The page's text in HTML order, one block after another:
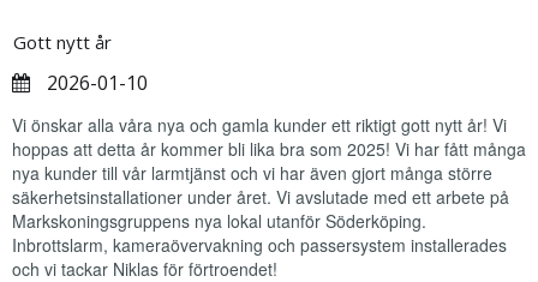
Gott nytt år
2026-01-10
Vi önskar alla våra nya och gamla kunder ett riktigt gott nytt år! Vi
hoppas att detta år kommer bli lika bra som 2025! Vi har fått många
nya kunder till vår larmtjänst och vi har även gjort många större
säkerhetsinstallationer under året. Vi avslutade med ett arbete på
Markskoningsgruppens nya lokal utanför Söderköping.
Inbrottslarm, kameraövervakning och passersystem installerades
och vi tackar Niklas för förtroendet!